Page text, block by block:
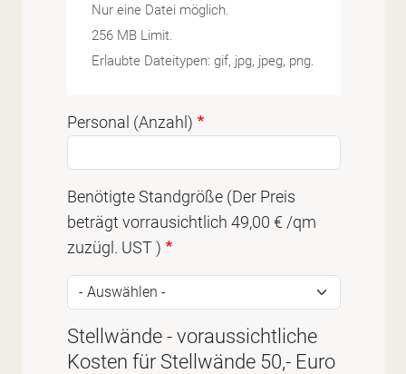
Nur eine Datei möglich.
256 MB Limit.
Erlaubte Dateitypen: gif, jpg, jpeg, png.
Personal (Anzahl)
Benötigte Standgröße (Der Preis
beträgt vorrausichtlich 49,00 € /qm
zuzügl. UST )
Stellwände - voraussichtliche
Kosten für Stellwände 50,- Euro